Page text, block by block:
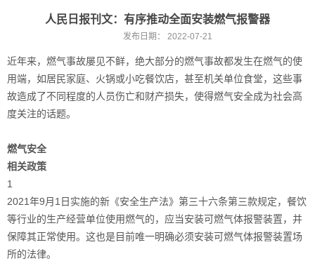
人民日报刊文：有序推动全面安装燃气报警器
发布日期： 2022-07-21
近年来，燃气事故屡见不鲜，绝大部分的燃气事故都发生在燃气的使
用端，如居民家庭、火锅或小吃餐饮店，甚至机关单位食堂，这些事
故造成了不同程度的人员伤亡和财产损失，使得燃气安全成为社会高
度关注的话题。
燃气安全
相关政策
1
2021年9月1日实施的新《安全生产法》第三十六条第三款规定，餐饮
等行业的生产经营单位使用燃气的，应当安装可燃气体报警装置，并
保障其正常使用。这也是目前唯一明确必须安装可燃气体报警装置场
所的法律。